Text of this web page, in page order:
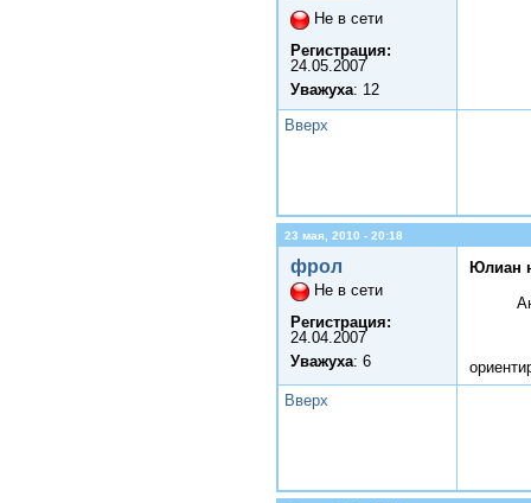
Не в сети
Регистрация:
24.05.2007
Уважуха: 12
Вверх
23 мая, 2010 - 20:18
фрол
Не в сети
Регистрация:
24.04.2007
Уважуха: 6
Юлиан
Вверх